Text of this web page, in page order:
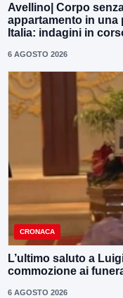
Avellino| Corpo
appartamento in una
Italia: indagini in
6 AGOSTO 2026
CRONACA
L’ultimo saluto a
commozione ai
6 AGOSTO 2026